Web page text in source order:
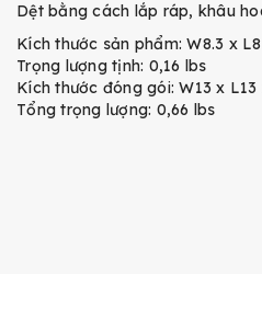
Dệt bằng cách lắp ráp, khâu
Kích thước sản phẩm: W8.3 x
Trọng lượng tịnh: 0,16 lbs
Kích thước đóng gói: W13 x L13
Tổng trọng lượng: 0,66 lbs